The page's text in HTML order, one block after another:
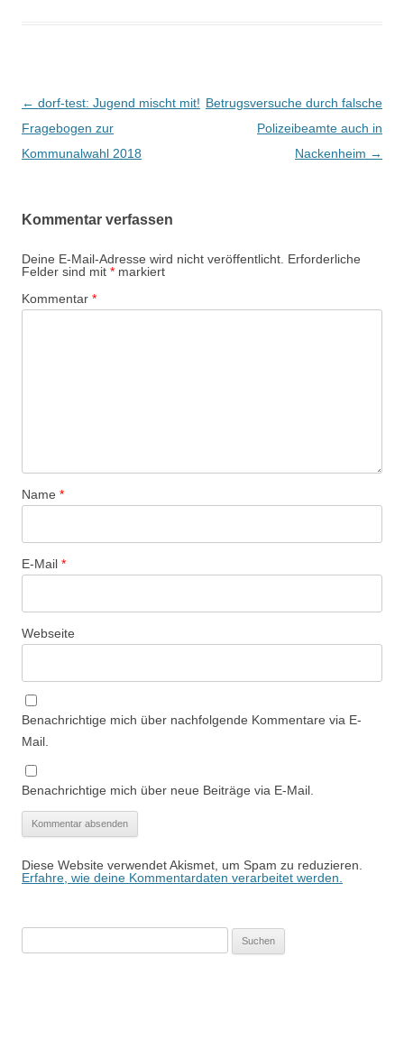
Beitrags-
Navigation
← dorf-test: Jugend mischt mit!
Fragebogen zur
Kommunalwahl 2018
Betrugsversuche durch falsche
Polizeibeamte auch in
Nackenheim →
Kommentar verfassen
Deine E-Mail-Adresse wird nicht veröffentlicht. Erforderliche
Felder sind mit * markiert
Kommentar *
Name *
E-Mail *
Webseite
Benachrichtige mich über nachfolgende Kommentare via E-
Mail.
Benachrichtige mich über neue Beiträge via E-Mail.
Diese Website verwendet Akismet, um Spam zu reduzieren.
Erfahre, wie deine Kommentardaten verarbeitet werden.